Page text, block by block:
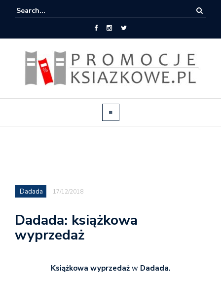
Dadada 17/12/2018
Dadada: książkowa
wyprzedaż
Książkowa wyprzedażw Dadada.